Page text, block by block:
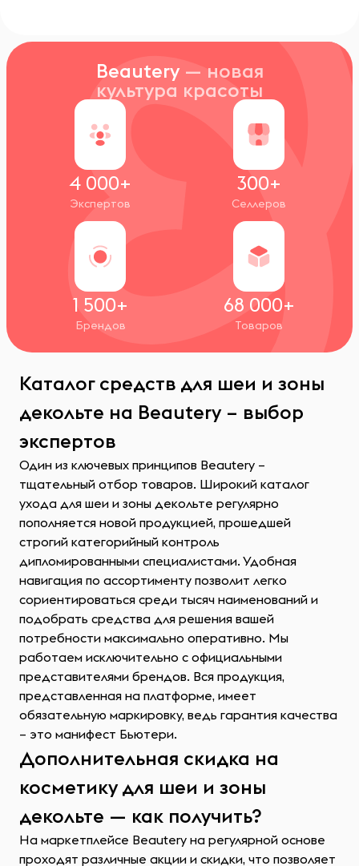
Beautery — новая
культура красоты
4 000+
Экспертов
300+
Селлеров
1 500+
Брендов
68 000+
Товаров
Каталог средств для шеи и зоны
декольте на Beautery – выбор
экспертов
Один из ключевых принципов Beautery –
тщательный отбор товаров. Широкий каталог
ухода для шеи и зоны декольте регулярно
пополняется новой продукцией, прошедшей
строгий категорийный контроль
дипломированными специалистами. Удобная
навигация по ассортименту позволит легко
сориентироваться среди тысяч наименований и
подобрать средства для решения вашей
потребности максимально оперативно. Мы
работаем исключительно с официальными
представителями брендов. Вся продукция,
представленная на платформе, имеет
обязательную маркировку, ведь гарантия качества
– это манифест Бьютери.
Дополнительная скидка на
косметику для шеи и зоны
декольте — как получить?
На маркетплейсе Beautery на регулярной основе
проходят различные акции и скидки, что позволяет